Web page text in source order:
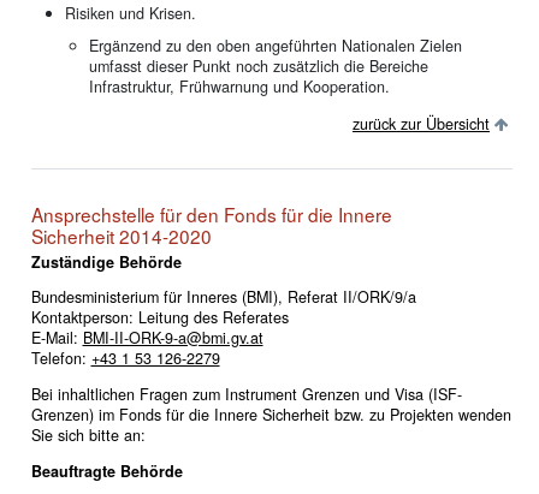
Risiken und Krisen.
Ergänzend zu den oben angeführten Nationalen Zielen
umfasst dieser Punkt noch zusätzlich die Bereiche
Infrastruktur, Frühwarnung und Kooperation.
zurück zur Übersicht
Ansprechstelle für den Fonds für die Innere
Sicherheit 2014-2020
Zuständige Behörde
Bundesministerium für Inneres (BMI), Referat II/ORK/9/a
Kontaktperson: Leitung des Referates
E-Mail: BMI-II-ORK-9-a@bmi.gv.at
Telefon: +43 1 53 126-2279
Bei inhaltlichen Fragen zum Instrument Grenzen und Visa (ISF-
Grenzen) im Fonds für die Innere Sicherheit bzw. zu Projekten wenden
Sie sich bitte an:
Beauftragte Behörde